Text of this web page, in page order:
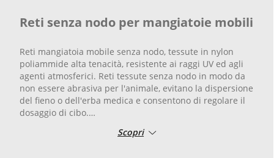
Reti senza nodo per mangiatoie mobili
Reti mangiatoia mobile senza nodo, tessute in nylon
poliammide alta tenacità, resistente ai raggi UV ed agli
agenti atmosferici. Reti tessute senza nodo in modo da
non essere abrasiva per l'animale, evitano la dispersione
del fieno o dell'erba medica e consentono di regolare il
dosaggio di cibo.
Le reti per mangiatoie sono confezionate per favorire lo
Scopri